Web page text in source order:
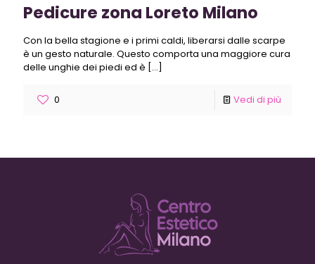
Pedicure zona Loreto Milano
Con la bella stagione e i primi caldi, liberarsi dalle scarpe
è un gesto naturale. Questo comporta una maggiore cura
delle unghie dei piedi ed è […]
0 Vedi di più